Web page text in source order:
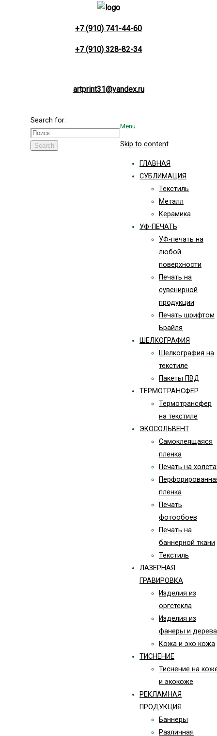
+7 (910) 741-44-60
+7 (910) 328-82-34
artprint31@yandex.ru
Search for:
Search
Menu
Skip to content
ГЛАВНАЯ
СУБЛИМАЦИЯ
Текстиль
Металл
Керамика
УФ-ПЕЧАТЬ
УФ-печать на
любой
поверхности
Печать на
сувенирной
продукции
Печать шрифтом
Брайля
ШЕЛКОГРАФИЯ
Шелкография на
текстиле
Пакеты ПВД
ТЕРМОТРАНСФЕР
Термотрансфер
на текстиле
ЭКОСОЛЬВЕНТ
Самоклеящаяся
пленка
Печать на
пленка
Печать
фотообоев
Печать на
баннерной ткани
Текстиль
ЛАЗЕРНАЯ
ГРАВИРОВКА
Изделия из
оргстекла
Изделия из
фанеры и дерева
Кожа и эко кожа
ТИСНЕНИЕ
Тиснение на
и экокоже
РЕКЛАМНАЯ
ПРОДУКЦИЯ
Баннеры
Различная